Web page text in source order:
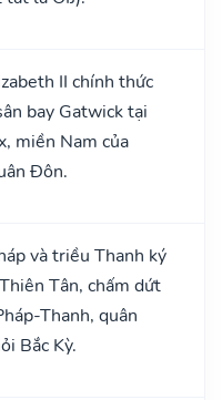
II chính thức
bay Gatwick tại
miền Nam của
Đôn.
và triều Thanh ký
Tân, chấm dứt
Thanh, quân
Bắc Kỳ.